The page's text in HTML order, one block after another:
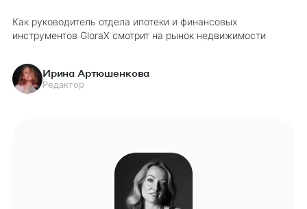
Как руководитель отдела ипотеки и финансовых
инструментов GloraX смотрит на рынок недвижимости
Ирина Артюшенкова
Редактор